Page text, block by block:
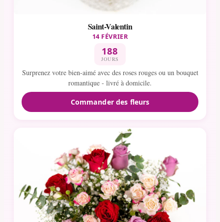
Saint-Valentin
14 FÉVRIER
188
JOURS
Surprenez votre bien-aimé avec des roses rouges ou un bouquet
romantique - livré à domicile.
Commander des fleurs